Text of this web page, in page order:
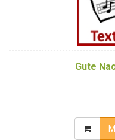
Gute